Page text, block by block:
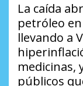
La caída
petróleo
llevando a
medicinas,
públicos